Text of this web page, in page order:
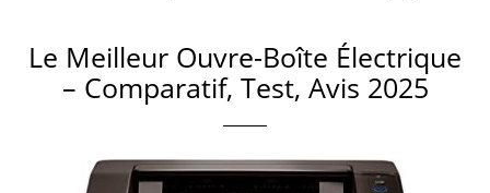
Le Meilleur Ouvre-Boîte Électrique
– Comparatif, Test, Avis 2025